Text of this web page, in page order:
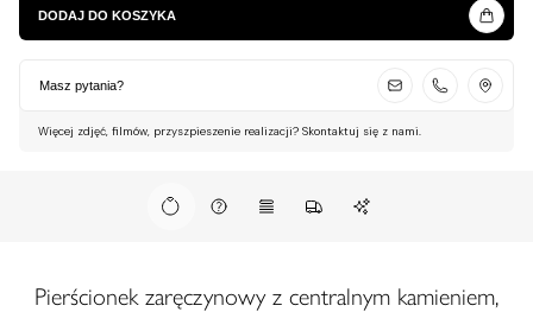
DODAJ DO KOSZYKA
Masz pytania?
Więcej zdjęć, filmów, przyszpieszenie realizacji? Skontaktuj się z nami.
Pierścionek zaręczynowy z centralnym kamieniem,